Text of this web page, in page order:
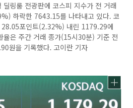
링룸 전광판에 코스피 지수가 전 거래
하락한 7643.15를 나타내고 있다. 코
28.05포인트(2.32%) 내린 1179.29에
율은 주간 거래 종가(15시30분) 기준 전
원을 기록했다. 고이란 기자